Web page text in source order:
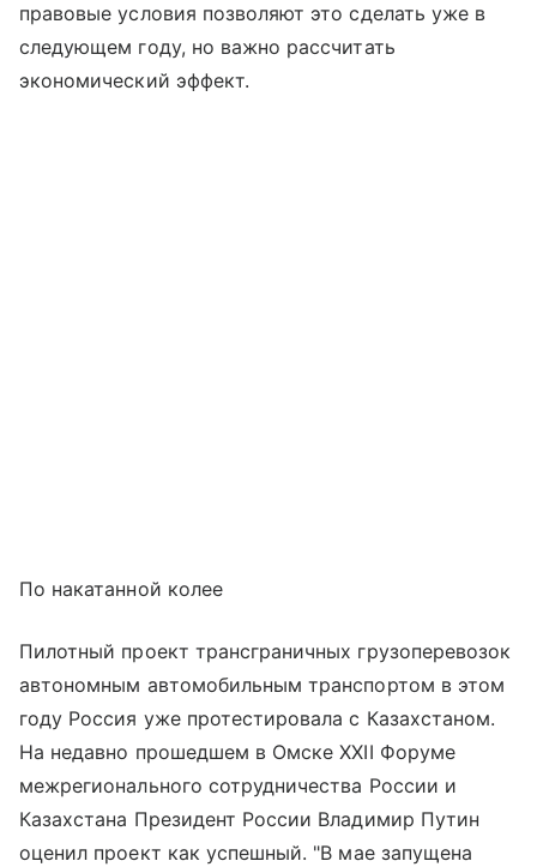
правовые условия позволяют это сделать уже в
следующем году, но важно рассчитать
экономический эффект.
По накатанной колее
Пилотный проект трансграничных грузоперевозок
автономным автомобильным транспортом в этом
году Россия уже протестировала с Казахстаном.
На недавно прошедшем в Омске XXII Форуме
межрегионального сотрудничества России и
Казахстана Президент России Владимир Путин
оценил проект как успешный. "В мае запущена